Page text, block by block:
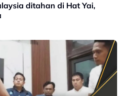
ditahan di Hat Yai,